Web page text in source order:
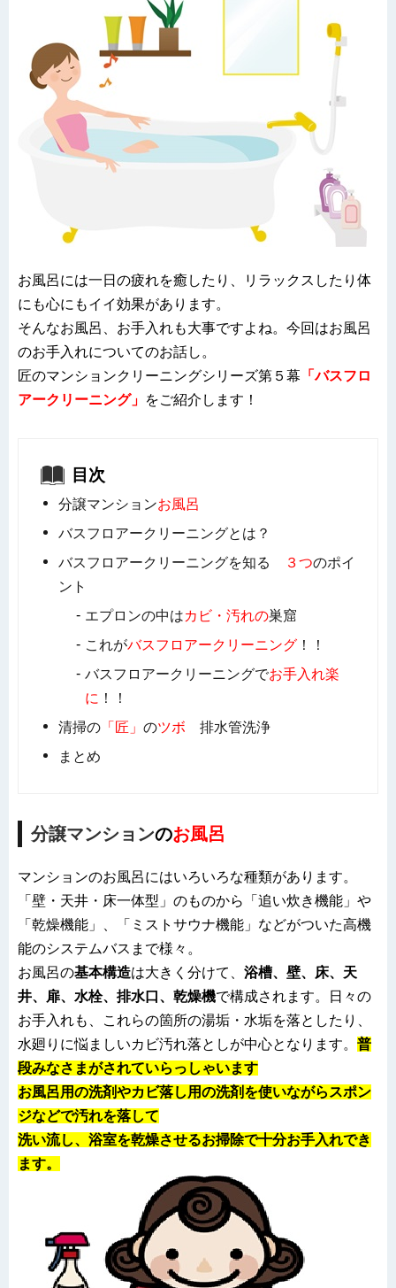
お風呂には一日の疲れを癒したり、リラックスしたり体
にも心にもイイ効果があります。
そんなお風呂、お手入れも大事ですよね。今回はお風呂
のお手入れについてのお話し。
匠のマンションクリーニングシリーズ第５幕 「バスフロ
アークリーニング」 をご紹介します！
目次
分譲マンションお風呂
バスフロアークリーニングとは？
バスフロアークリーニングを知る
３つのポイ
ント
エプロンの中はカビ・汚れの巣窟
これがバスフロアークリーニング ！！
バスフロアークリーニングでお手入れ楽
に ！！
清掃の 「匠」 のツボ 排水管洗浄
まとめ
分譲マンションのお風呂
マンションのお風呂にはいろいろな種類があります。
「壁・天井・床一体型」のものから「追い炊き機能」や
「乾燥機能」、「ミストサウナ機能」などがついた高機
能のシステムバスまで様々。
お風呂の基本構造は大きく分けて、 浴槽、壁、床、天
井、扉、水栓、排水口、乾燥機で構成されます。日々の
お手入れも、これらの箇所の湯垢・水垢を落としたり、
水廻りに悩ましいカビ汚れ落としが中心となります。 普
段みなさまがされていらっしゃいます
お風呂用の洗剤やカビ落し用の洗剤を使いながらスポン
ジなどで汚れを落して
洗い流し、 浴室を乾燥させるお掃除で十分お手入れでき
ます。